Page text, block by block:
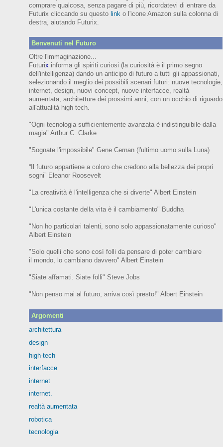
comprare qualcosa, senza pagare di più, ricordatevi di entrare da
Futurix cliccando su questo link o l'icone Amazon sulla colonna di
destra, aiutando Futurix.
Benvenuti nel Futuro
Oltre l'immaginazione...
Futurix informa gli spiriti curiosi (la curiosità è il primo segno
dell'intelligenza)dando un anticipo di futuroa tutti gli appassionati,
selezionando il meglio dei possibili scenari futuri: nuove tecnologie,
internet, design, nuovi concept, nuove interfacce, realtà
aumentata, architetture dei prossimi anni, con un occhio di riguardo
all'attualità high-tech.
"Ogni tecnologia sufficientemente avanzata è indistinguibile dalla
magia" Arthur C. Clarke
"Sognate l'impossibile" Gene Cernan (l'ultimo uomo sulla Luna)
“Il futuro appartiene a coloro che credono alla bellezza dei propri
sogni” EleanorRoosevelt
"La creatività è l'intelligenza che si diverte" Albert Einstein
"L'unica costante della vita è il cambiamento" Buddha
"Non ho particolari talenti, sono solo appassionatamente curioso"
Albert Einstein
"Solo quelli che sono così folli da pensare di poter cambiare
il mondo, lo cambiano davvero" Albert Einstein
"Siate affamati. Siate folli" Steve Jobs
"Non penso mai al futuro, arriva così presto!" Albert Einstein
Argomenti
architettura
design
high-tech
interfacce
internet
internet.
realtà aumentata
robotica
tecnologia